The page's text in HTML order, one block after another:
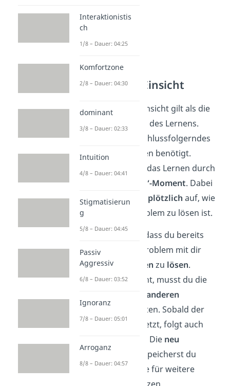
Lernen durch Einsicht
Das Lernen durch Einsicht gilt als die
anspruchsvollste Art des Lernens.
Denn hierbei wird schlussfolgerndes
und logisches Denken benötigt.
Charakteristisch für das Lernen durch
Einsicht ist der
„Aha“-Moment. Dabei
fällt dem Lernenden plötzlich auf, wie
das vorliegende Problem zu lösen ist.
Ausgangspunkt ist, dass du bereits
versucht hast, das Problem mit dir
bekanntem Verhalten zu lösen.
Funktioniert das nicht, musst du die
anderen
Blickwinkel
betrachten. Sobald der
„Aha“-Momenteinsetzt, folgt auch
. Die neu
gefundene Lösung
speicherst du
schließlich ab, um sie für weitere
Interaktionistis
ch
1/8 – Dauer: 04:25
Komfortzone
2/8 – Dauer: 04:30
dominant
3/8 – Dauer: 02:33
Intuition
4/8 – Dauer: 04:41
Stigmatisierun
g
5/8 – Dauer: 04:45
Passiv
Aggressiv
6/8 – Dauer: 03:52
Ignoranz
7/8 – Dauer: 05:01
Arroganz
8/8 – Dauer: 04:57